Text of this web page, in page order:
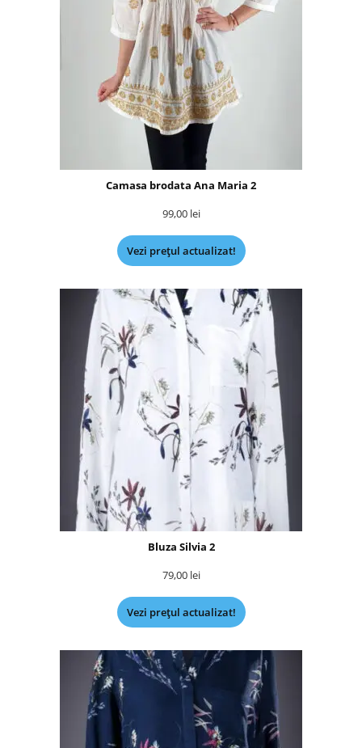
Camasa brodata Ana Maria 2
99,00 lei
Vezi prețul actualizat!
Bluza Silvia 2
79,00 lei
Vezi prețul actualizat!